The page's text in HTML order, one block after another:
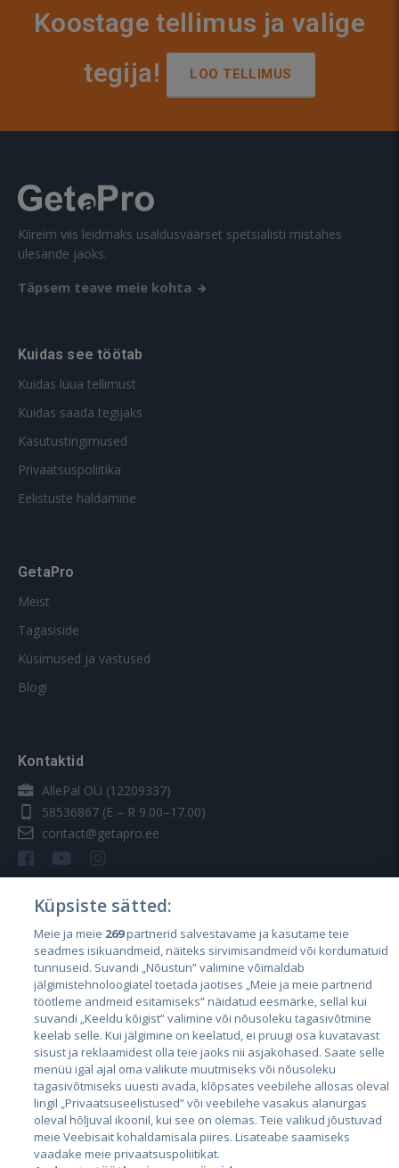
Koostage tellimus ja valige
tegija!
LOO TELLIMUS
Kiireim viis leidmaks usaldusväärset spetsialisti mistahes
ülesande jaoks.
Täpsem teave meie kohta
Kuidas see töötab
Kuidas luua tellimust
Kuidas saada tegijaks
Kasutustingimused
Privaatsuspoliitika
Eelistuste haldamine
GetaPro
Meist
Tagasiside
Küsimused ja vastused
Blogi
Kontaktid
AllePal OÜ (12209337)
58536867 (E – R 9.00–17.00)
contact@getapro.ee
Riigid
Eesti
Läti
Leedu
Küpsiste sätted:
Meie ja meie 269partnerid salvestavame ja kasutame teie
seadmes isikuandmeid, näiteks sirvimisandmeid või kordumatuid
tunnuseid. Suvandi „Nõustun” valimine võimaldab
jälgimistehnoloogiatel toetada jaotises „Meie ja meie partnerid
töötleme andmeid esitamiseks” näidatud eesmärke, sellal kui
suvandi „Keeldu kõigist” valimine või nõusoleku tagasivõtmine
keelab selle. Kui jälgimine on keelatud, ei pruugi osa kuvatavast
sisust ja reklaamidest olla teie jaoks nii asjakohased. Saate selle
menüü igal ajal oma valikute muutmiseks või nõusoleku
tagasivõtmiseks uuesti avada, klõpsates veebilehe allosas oleval
lingil „Privaatsuseelistused” või veebilehe vasakus alanurgas
oleval hõljuval ikoonil, kui see on olemas. Teie valikud jõustuvad
meie Veebisait kohaldamisala piires. Lisateabe saamiseks
vaadake meie privaatsuspoliitikat.